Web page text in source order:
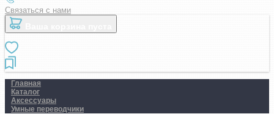
Связаться с нами
Главная
Каталог
Аксессуары
Умные переводчики